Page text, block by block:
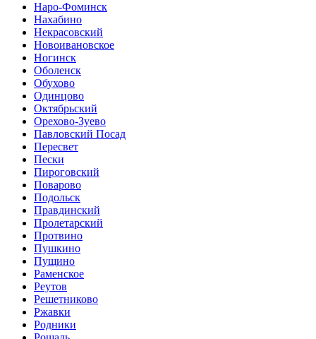
Наро-Фоминск
Нахабино
Некрасовский
Новоивановское
Ногинск
Оболенск
Обухово
Одинцово
Октябрьский
Орехово-Зуево
Павловский Посад
Пересвет
Пески
Пироговский
Поварово
Подольск
Правдинский
Пролетарский
Протвино
Пушкино
Пущино
Раменское
Реутов
Решетниково
Ржавки
Родники